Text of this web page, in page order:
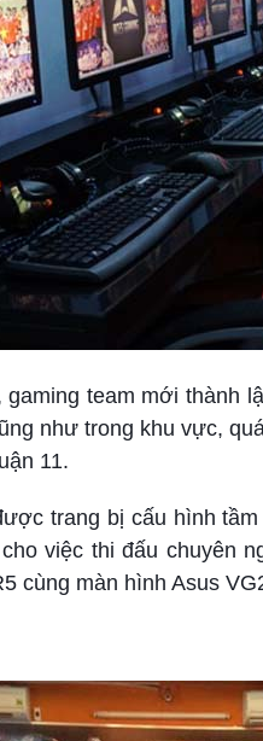
gaming team mới
như trong khu vực,
11.
trang bị cấu hình
việc thi đấu chuyên
cùng màn hình Asus